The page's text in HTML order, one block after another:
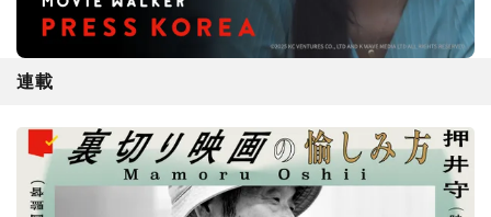
連載